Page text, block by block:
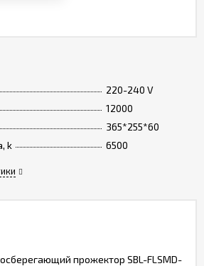
220-240 V
12000
365*255*60
k
6500
прожектор SBL-FLSMD-